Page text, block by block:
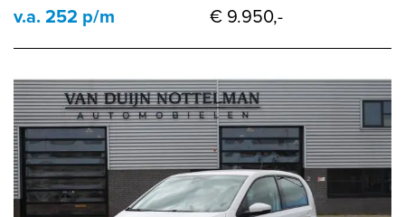
v.a. 252 p/m € 9.950,-